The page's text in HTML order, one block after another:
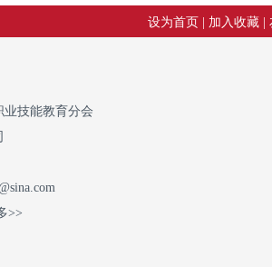
设为首页 | 加入收藏 |
业技能教育分会
>>